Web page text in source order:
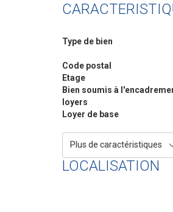
Type de bien
Code postal
Etage
Bien soumis à
loyers
Loyer de base
Plus de caractéristiques
LOCALISATION